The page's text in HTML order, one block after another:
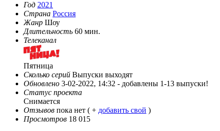
Год 2021
Страна Россия
Жанр Шоу
Длительность 60 мин.
Телеканал
Пятница
Сколько серий Выпуски выходят
Обновлено 3-02-2022, 14:32 - добавлены 1-13 выпуски!
Статус проекта
Снимается
Отзывов пока нет ( + добавить свой )
Просмотров 18 015